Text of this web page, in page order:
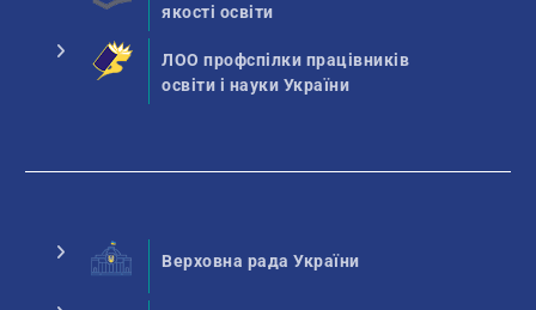
якості освіти
ЛОО профспілки працівників
освіти і науки України
Верховна рада України